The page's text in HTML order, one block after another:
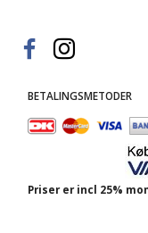
BETALINGSMETODER
Priser er incl 25%